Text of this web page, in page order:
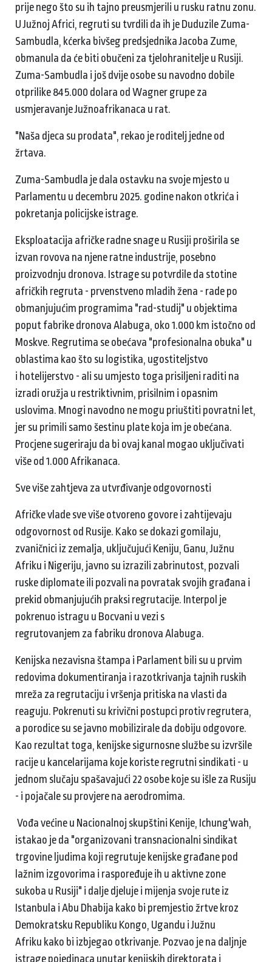
prije nego što su ih tajno preusmjerili u rusku ratnu zonu.
U Južnoj Africi, regruti su tvrdili da ih je Duduzile Zuma-
Sambudla, kćerka bivšeg predsjednika Jacoba Zume,
obmanula da će biti obučeni za tjelohranitelje u Rusiji.
Zuma-Sambudla i još dvije osobe su navodno dobile
otprilike 845.000 dolara od Wagner grupe za
usmjeravanje Južnoafrikanaca u rat.
"Naša djeca su prodata", rekao je roditelj jedne od
žrtava.
Zuma-Sambudla je dala ostavku na svoje mjesto u
Parlamentu u decembru 2025. godine nakon otkrića i
pokretanja policijske istrage.
Eksploatacija afričke radne snage u Rusiji proširila se
izvan rovova na njene ratne industrije, posebno
proizvodnju dronova. Istrage su potvrdile da stotine
afričkih regruta - prvenstveno mladih žena - rade po
obmanjujućim programima "rad-studij" u objektima
poput fabrike dronova Alabuga, oko 1.000 km istočno od
Moskve. Regrutima se obećava "profesionalna obuka" u
oblastima kao što su logistika, ugostiteljstvo
i hotelijerstvo - ali su umjesto toga prisiljeni raditi na
izradi oružja u restriktivnim, prisilnim i opasnim
uslovima. Mnogi navodno ne mogu priuštiti povratni let,
jer su primili samo šestinu plate koja im je obećana.
Procjene sugeriraju da bi ovaj kanal mogao uključivati ​​
više od 1.000 Afrikanaca.
Sve više zahtjeva za utvrđivanje odgovornosti
Afričke vlade sve više otvoreno govore i zahtijevaju
odgovornost od Rusije. Kako se dokazi gomilaju,
zvaničnici iz zemalja, uključujući Keniju, Ganu, Južnu
Afriku i Nigeriju, javno su izrazili zabrinutost, pozvali
ruske diplomate ili pozvali na povratak svojih građana i
prekid obmanjujućih praksi regrutacije. Interpol je
pokrenuo istragu u Bocvani u vezi s
regrutovanjem za fabriku dronova Alabuga.
Kenijska nezavisna štampa i Parlament bili su u prvim
redovima dokumentiranja i razotkrivanja tajnih ruskih
mreža za regrutaciju i vršenja pritiska na vlasti da
reaguju. Pokrenuti su krivični postupci protiv regrutera,
a porodice su se javno mobilizirale da dobiju odgovore.
Kao rezultat toga, kenijske sigurnosne službe su izvršile
racije u kancelarijama koje koriste regrutni sindikati - u
jednom slučaju spašavajući 22 osobe koje su išle za Rusiju
- i pojačale su provjere na aerodromima.
Vođa većine u Nacionalnoj skupštini Kenije, Ichung'wah,
istakao je da "organizovani transnacionalni sindikat
trgovine ljudima koji regrutuje kenijske građane pod
lažnim izgovorima i raspoređuje ih u aktivne zone
sukoba u Rusiji" i dalje djeluje i mijenja svoje rute iz
Istanbula i Abu Dhabija kako bi premjestio žrtve kroz
Demokratsku Republiku Kongo, Ugandu i Južnu
Afriku kako bi izbjegao otkrivanje. Pozvao je na daljnje
istrage pojedinaca unutar kenijskih direktorata i